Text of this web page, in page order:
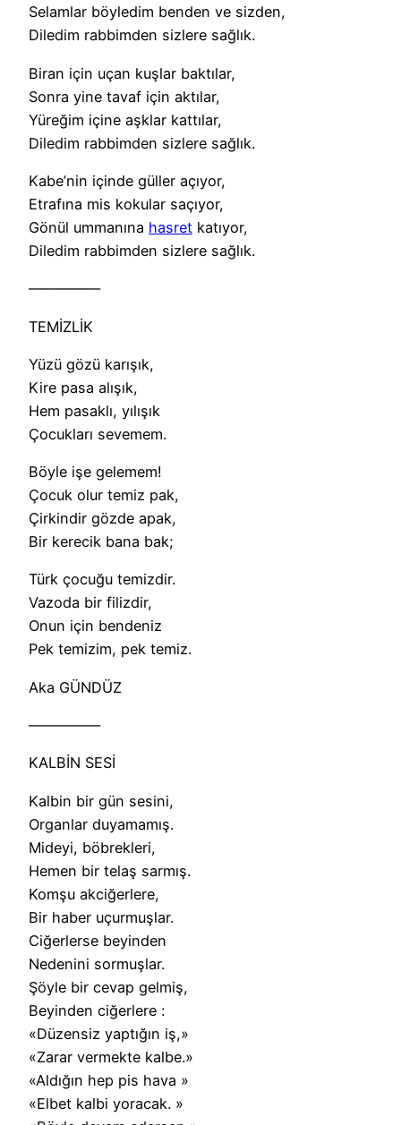
Selamlar böyledim benden ve sizden,
Diledim rabbimden sizlere sağlık.
Biran için uçan kuşlar baktılar,
Sonra yine tavaf için aktılar,
Yüreğim içine aşklar kattılar,
Diledim rabbimden sizlere sağlık.
Kabe’nin içinde güller açıyor,
Etrafına mis kokular saçıyor,
Gönül ummanına hasret katıyor,
Diledim rabbimden sizlere sağlık.
—————
TEMİZLİK
Yüzü gözü karışık,
Kire pasa alışık,
Hem pasaklı, yılışık
Çocukları sevemem.
Böyle işe gelemem!
Çocuk olur temiz pak,
Çirkindir gözde apak,
Bir kerecik bana bak;
Türk çocuğu temizdir.
Vazoda bir filizdir,
Onun için bendeniz
Pek temizim, pek temiz.
Aka GÜNDÜZ
—————
KALBİN SESİ
Kalbin bir gün sesini,
Organlar duyamamış.
Mideyi, böbrekleri,
Hemen bir telaş sarmış.
Komşu akciğerlere,
Bir haber uçurmuşlar.
Ciğerlerse beyinden
Nedenini sormuşlar.
Şöyle bir cevap gelmiş,
Beyinden ciğerlere :
«Düzensiz yaptığın iş,»
«Zarar vermekte kalbe.»
«Aldığın hep pis hava »
«Elbet kalbi yoracak. »